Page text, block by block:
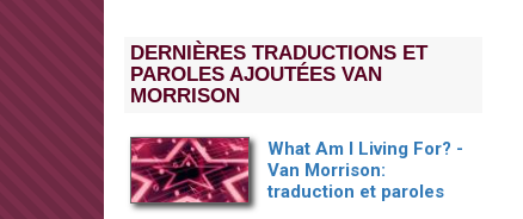
DERNIÈRES TRADUCTIONS ET
PAROLES AJOUTÉES VAN
MORRISON
What Am I Living For? -
Van Morrison:
traduction et paroles